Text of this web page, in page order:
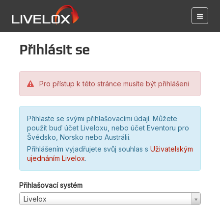
Přihlásit se
Pro přístup k této stránce musíte být přihlášeni
Přihlaste se svými přihlašovacími údají. Můžete
použít buď účet Liveloxu, nebo účet Eventoru pro
Švédsko, Norsko nebo Austrálii.
Přihlášením vyjadřujete svůj souhlas s Uživatelským
ujednáním Livelox.
Přihlašovací systém
Livelox